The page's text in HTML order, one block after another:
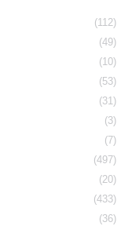
(112)
(49)
(10)
(53)
(31)
(3)
(7)
(497)
(20)
(433)
(36)